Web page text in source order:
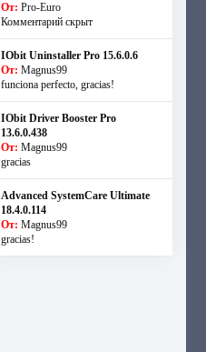
От: Pro-Euro
Комментарий скрыт
IObit Uninstaller Pro 15.6.0.6
От: Magnus99
funciona perfecto, gracias!
IObit Driver Booster Pro
13.6.0.438
От: Magnus99
gracias
Advanced SystemCare Ultimate
18.4.0.114
От: Magnus99
gracias!